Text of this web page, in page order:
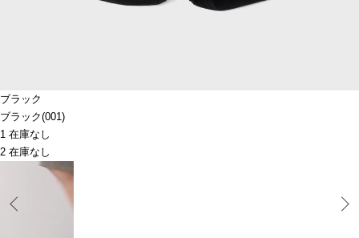
ブラック
ブラック(001)
1 在庫なし
2 在庫なし